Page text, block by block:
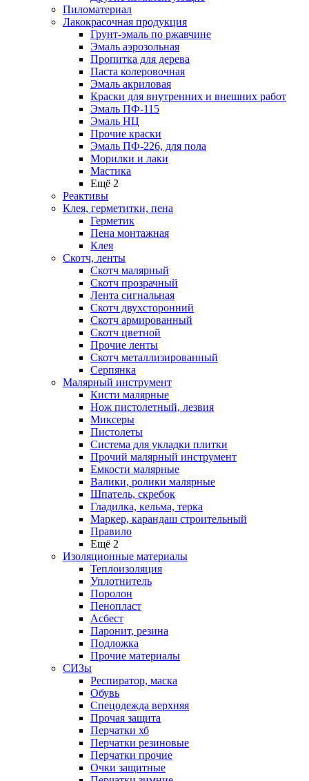
Пиломатериал
Лакокрасочная продукция
Грунт-эмаль по ржавчине
Эмаль аэрозольная
Пропитка для дерева
Паста колеровочная
Эмаль акриловая
Краски для внутренних и внешних работ
Эмаль ПФ-115
Эмаль НЦ
Прочие краски
Эмаль ПФ-226, для пола
Морилки и лаки
Мастика
Ещё 2
Реактивы
Клея, герметитки, пена
Герметик
Пена монтажная
Клея
Скотч, ленты
Скотч малярный
Скотч прозрачный
Лента сигнальная
Скотч двухсторонний
Скотч армированный
Скотч цветной
Прочие ленты
Скотч металлизированный
Серпянка
Малярный инструмент
Кисти малярные
Нож пистолетный, лезвия
Миксеры
Пистолеты
Система для укладки плитки
Прочий малярный инструмент
Емкости малярные
Валики, ролики малярные
Шпатель, скребок
Гладилка, кельма, терка
Маркер, карандаш строительный
Правило
Ещё 2
Изоляционные материалы
Теплоизоляция
Уплотнитель
Поролон
Пенопласт
Асбест
Паронит, резина
Подложка
Прочие материалы
СИЗы
Респиратор, маска
Обувь
Спецодежда верхняя
Прочая защита
Перчатки хб
Перчатки резиновые
Перчатки прочие
Очки защитные